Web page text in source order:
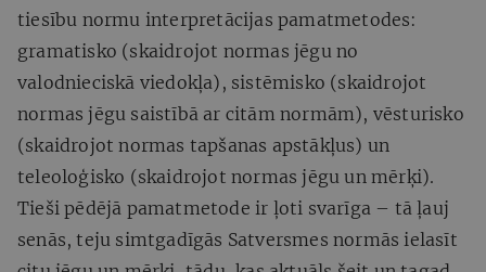
tiesību normu interpretācijas pamatmetodes:
gramatisko (skaidrojot normas jēgu no
valodnieciskā viedokļa), sistēmisko (skaidrojot
normas jēgu saistībā ar citām normām), vēsturisko
(skaidrojot normas tapšanas apstākļus) un
teleoloģisko (skaidrojot normas jēgu un mērķi).
Tieši pēdējā pamatmetode ir ļoti svarīga – tā ļauj
senās, teju simtgadīgās Satversmes normās ielasīt